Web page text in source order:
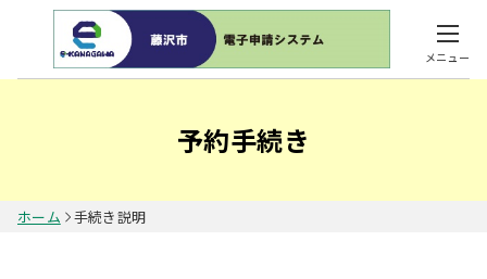
メニュー
予約手続き
ホーム 手続き説明